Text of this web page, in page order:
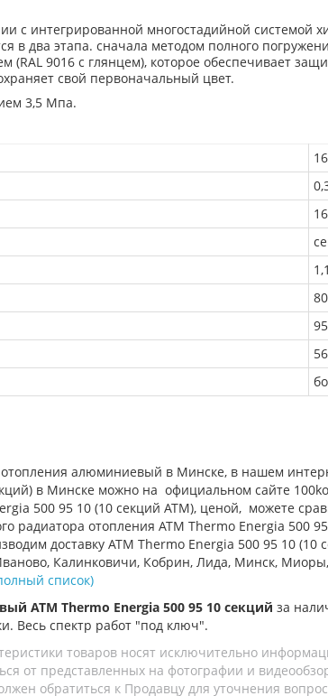
с интегрированной многостадийной системой
в два этапа. сначала методом полного
9016 с глянцем), которое обеспечивает
свой первоначальный цвет.
3,5 Мпа.
16
80
95
алюминиевый в Минске, в нашем
в Минске можно на официальном сайте
500 95 10 (10 секций АТМ), ценой, можете
радиатора отопления ATM Thermo Energia 500
доставку ATM Thermo Energia 500 95 10 (10
Иваново, Калинковичи, Кобрин, Лида, Минск,
список)
ATM Thermo Energia 500 95 10 секций за
Весь спектр работ "под ключ".
товаров носят исключительно
от представленных на фотографии и
обратиться к Продавцу для уточнения